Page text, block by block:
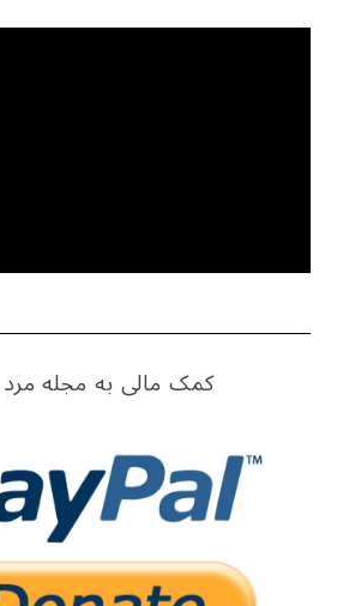
کمک مالی به مجله مرد